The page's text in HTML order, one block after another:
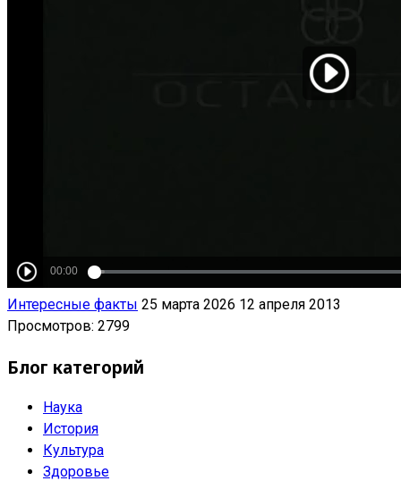
Интересные факты 25 марта 2026 12 апреля 2013
Просмотров: 2799
Блог категорий
Наука
История
Культура
Здоровье